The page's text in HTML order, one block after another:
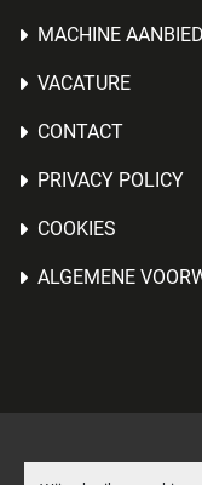
MACHINE
VACATURE
CONTACT
PRIVACY POLICY
COOKIES
ALGEMENE